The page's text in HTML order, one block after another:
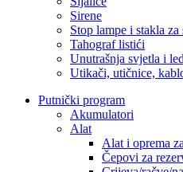
Sirene
Stop lampe i stakla za
Tahograf listići
Unutrašnja svjetla i
Utikači, utičnice,
Putnički program
Akumulatori
Alat
Alat i oprema
Čepovi za